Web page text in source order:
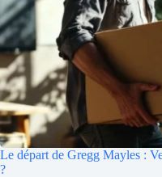
Le départ de Gregg Mayles :
?